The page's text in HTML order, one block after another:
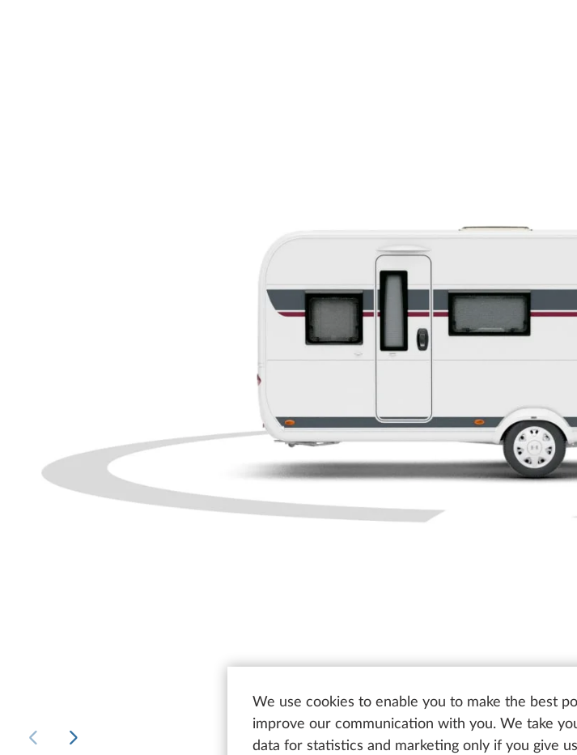
We use cookies to enable you to make the best
improve our communication with you. We take
data for statistics and marketing only if you give